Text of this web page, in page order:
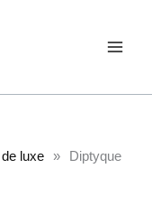
luxe » Diptyque